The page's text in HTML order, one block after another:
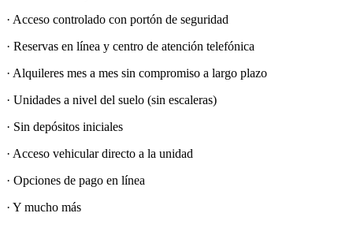
· Acceso controlado con portón de seguridad
· Reservas en línea y centro de atención telefónica
· Alquileres mes a mes sin compromiso a largo plazo
· Unidades a nivel del suelo (sin escaleras)
· Sin depósitos iniciales
· Acceso vehicular directo a la unidad
· Opciones de pago en línea
· Y mucho más